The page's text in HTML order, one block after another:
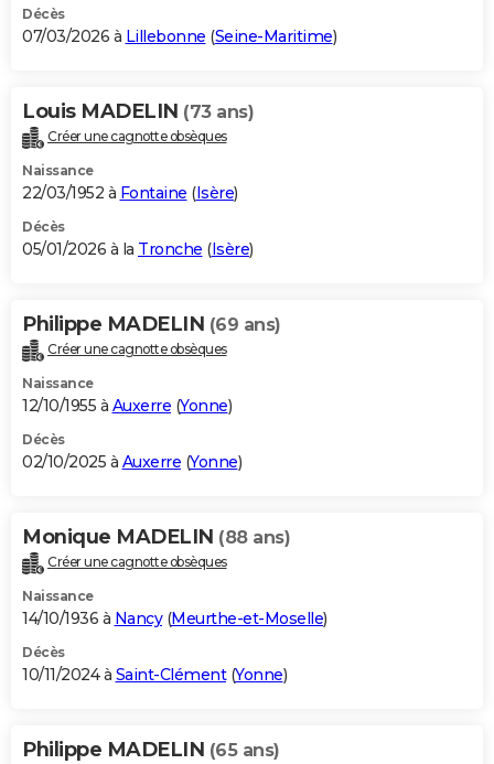
BONS PLANS
Carte de Noël
Carte Bonne année
Carte Saint-Valentin
Carte Pâques
Carte d'anniversaire
DICTIONNAIRE
Dictionnaire
Biographies
Citations
Expressions
Proverbes
PROGRAMME TV
S'inscrire
Se connecter
Lycées
Collèges
Primaires
Universités
Entreprises
Service militaire
Avis de recherche
AVIS DE DÉCÈS
Bricolage
Lifestyle
Culture
Sport
Auto
Television
Voyage
Cinema
Décès
07/03/2026 à Lillebonne (Seine-Maritime)
Louis MADELIN (73 ans)
Créer une cagnotte obsèques
Naissance
22/03/1952 à Fontaine (Isère)
Décès
05/01/2026 à la Tronche (Isère)
Philippe MADELIN (69 ans)
Créer une cagnotte obsèques
Naissance
12/10/1955 à Auxerre (Yonne)
Décès
02/10/2025 à Auxerre (Yonne)
Monique MADELIN (88 ans)
Créer une cagnotte obsèques
Naissance
14/10/1936 à Nancy(Meurthe-et-Moselle)
Décès
10/11/2024 à Saint-Clément(Yonne)
Philippe MADELIN (65 ans)